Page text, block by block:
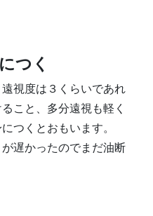
つく
視度は３くらいであれ
こと、多分遠視も軽く
つくとおもいます。
遅かったのでまだ油断